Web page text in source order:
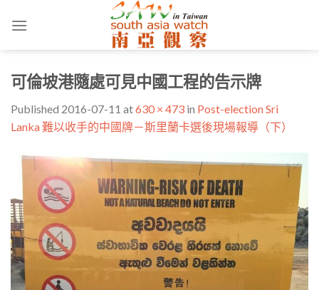
可倫坡港隨處可見中國工程的告示牌
Published 2016-07-11 at630 × 473 in Post-election Sri
Lanka 難以收手的中國牌－斯里蘭卡選後現場報導（下）